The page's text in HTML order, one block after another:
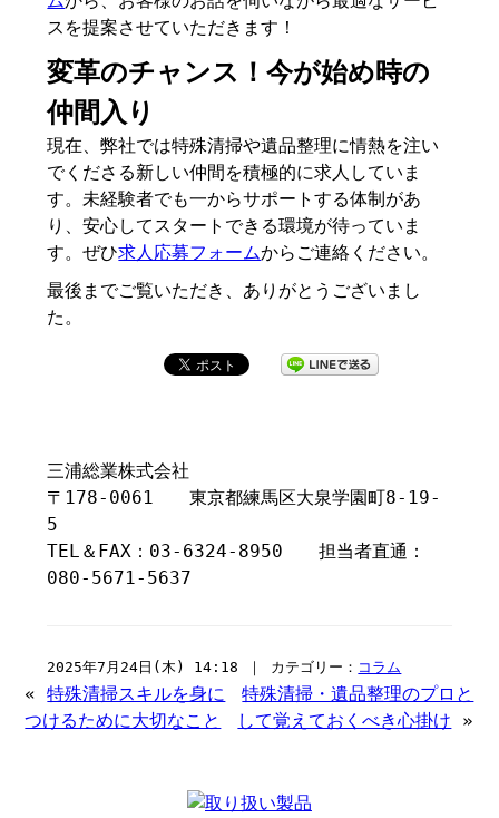
スを提案させていただきます！
変革のチャンス！今が始め時の
仲間入り
現在、弊社では特殊清掃や遺品整理に情熱を注い
でくださる新しい仲間を積極的に求人していま
す。未経験者でも一からサポートする体制があ
り、安心してスタートできる環境が待っていま
す。ぜひ求人応募フォームからご連絡ください。
最後までご覧いただき、ありがとうございまし
た。
三浦総業株式会社
〒178-0061 東京都練馬区大泉学園町8-19-
5
TEL＆FAX：03-6324-8950 担当者直通：
080-5671-5637
2025年7月24日(木) 14:18 ｜ カテゴリー： コラム
«特殊清掃スキルを身に
つけるために大切なこと
特殊清掃・遺品整理のプロと
して覚えておくべき心掛け »